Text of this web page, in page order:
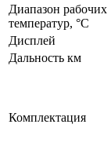
Диапазон рабочих
температур, °С
Дисплей
Дальность км
Комплектация